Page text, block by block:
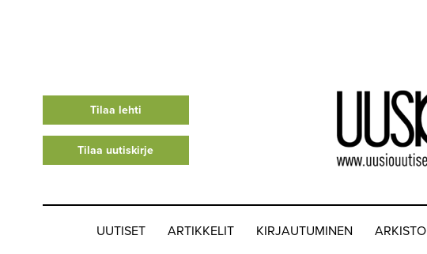
Tilaa lehti
Tilaa uutiskirje
UUTISET ARTIKKELIT KIRJAUTUMINEN ARKISTO